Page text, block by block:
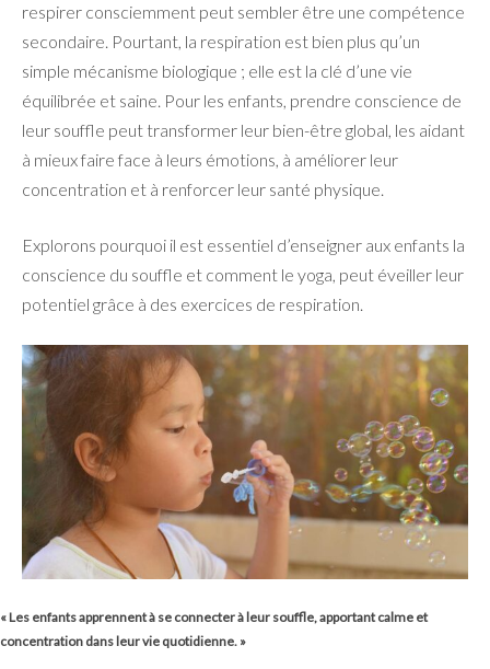
respirer consciemment peut sembler être une compétence
secondaire. Pourtant, la respiration est bien plus qu’un
simple mécanisme biologique ; elle est la clé d’une vie
équilibrée et saine. Pour les enfants, prendre conscience de
leur souffle peut transformer leur bien-être global, les aidant
à mieux faire face à leurs émotions, à améliorer leur
concentration et à renforcer leur santé physique.
Explorons pourquoi il est essentiel d’enseigner aux enfants la
conscience du souffle et comment le yoga, peut éveiller leur
potentiel grâce à des exercices de respiration.
« Les enfants apprennent à se connecter à leur souffle, apportant calme et
concentration dans leur vie quotidienne. »